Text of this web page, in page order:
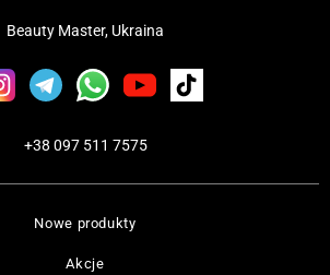
Nowe produkty
Akcje
Beauty Master, Ukraina
+38 097 511 7575